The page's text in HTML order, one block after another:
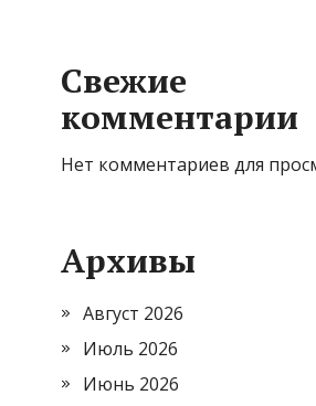
Свежие
комментарии
Нет комментариев для
Архивы
Август 2026
Июль 2026
Июнь 2026